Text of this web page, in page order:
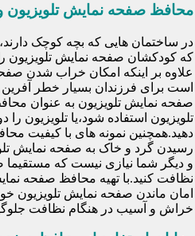
محافظ صفحه نمایش تلویزیون
در ساختمان هایی که بچه کوچک
که کودکشان صفحه نمایش تلویزیون
علاوه بر اینکه امکان خراب شدن
است برای فرزندان بسیار خطر
صفحه نمایش تلویزیون به عنوان
تلویزیون استفاده شود،یا تلویزیون
دهید.همچنین نمونه های با کیفیت
رسیدن گرد و خاک به صفحه نمایش
و دیگر شما نیازی نیست که مستقیما
نظافت کنید.با تهیه محافظ صفحه
امان ماندن صفحه نمایش تلویزیون
خراش و آسیب در هنگام نظافت